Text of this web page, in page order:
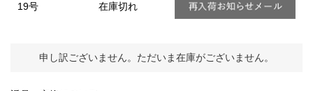
19号 在庫切れ
申し訳ございません。ただいま在庫がございません。